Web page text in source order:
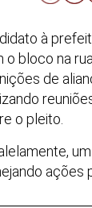
à
o bloco na
de
o pleito.
ações